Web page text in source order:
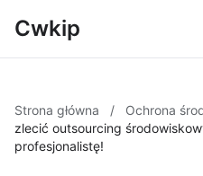
Cwkip
Strona główna / Ochrona
zlecić outsourcing
profesjonalistę!